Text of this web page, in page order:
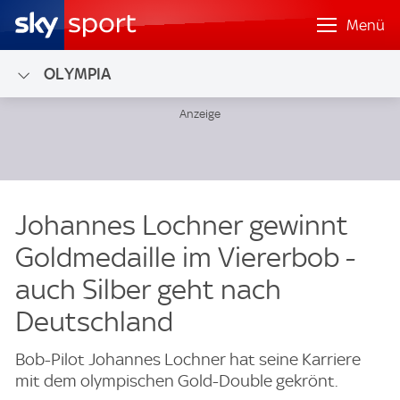
Menü
OLYMPIA
Johannes Lochner gewinnt
Goldmedaille im Viererbob -
auch Silber geht nach
Deutschland
Bob-Pilot Johannes Lochner hat seine Karriere
mit dem olympischen Gold-Double gekrönt.